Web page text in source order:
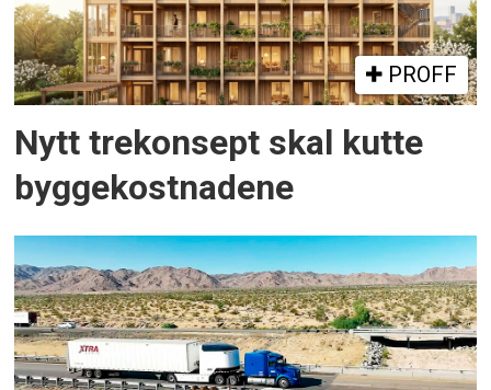
PROFF
Nytt trekonsept skal kutte
byggekostnadene